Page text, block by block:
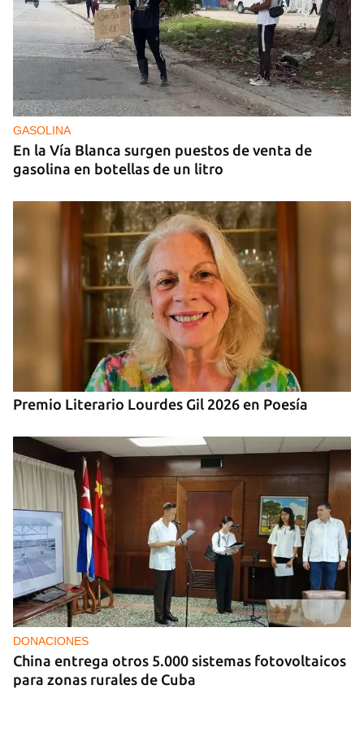
Pese al subregistro de los datos oficiales, Cuba
tiene una alta incidencia de feminicidios
GASOLINA
En la Vía Blanca surgen puestos de venta de
gasolina en botellas de un litro
Premio Literario Lourdes Gil 2026 en Poesía
DONACIONES
China entrega otros 5.000 sistemas fotovoltaicos
para zonas rurales de Cuba